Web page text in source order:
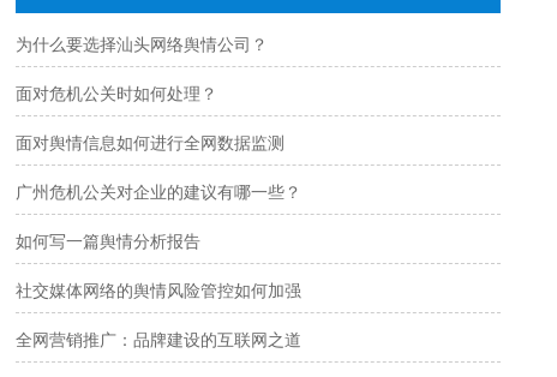
为什么要选择汕头网络舆情公司？
面对危机公关时如何处理？
面对舆情信息如何进行全网数据监测
广州危机公关对企业的建议有哪一些？
如何写一篇舆情分析报告
社交媒体网络的舆情风险管控如何加强
全网营销推广：品牌建设的互联网之道